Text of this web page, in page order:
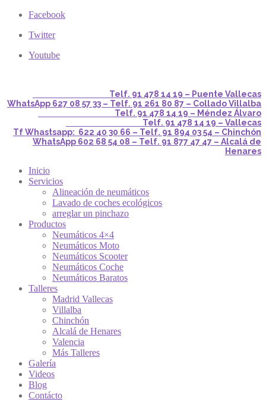
Facebook
Twitter
Youtube
Telf. 91 478 14 19 – Puente Vallecas
WhatsApp 627 08 57 33 – Telf. 91 261 80 87 – Collado Villalba
Telf. 91 478 14 19 – Méndez Álvaro
Telf. 91 478 14 19 – Vallecas
Tf Whastsapp: 622 40 30 66 – Telf. 91 894 03 54 – Chinchón
WhatsApp 602 68 54 08 – Telf. 91 877 47 47 – Alcalá de
Henares
Inicio
Servicios
Alineación de neumáticos
Lavado de coches ecológicos
arreglar un pinchazo
Productos
Neumáticos 4×4
Neumáticos Moto
Neumáticos Scooter
Neumáticos Coche
Neumáticos Baratos
Talleres
Madrid Vallecas
Villalba
Chinchón
Alcalá de Henares
Valencia
Más Talleres
Galería
Videos
Blog
Contácto